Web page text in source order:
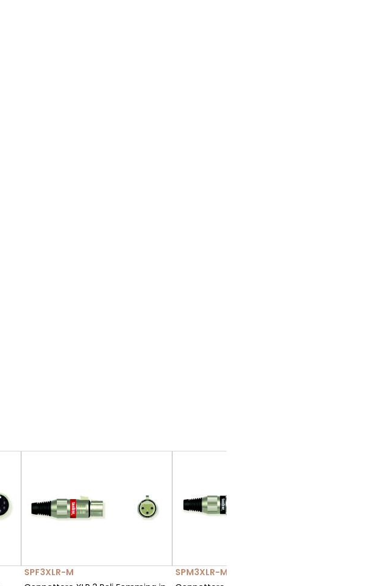
SPF3XLR-M
SPM3XLR-M